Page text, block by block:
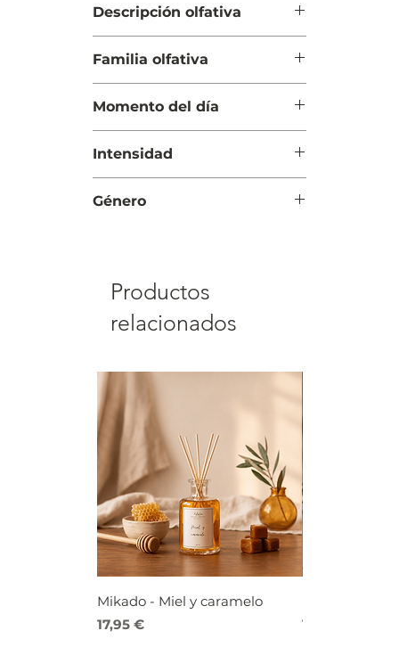
Descripción olfativa
ácida)
Cuerpo: Anís estrellado, flor del
olivo y madera de gaiac
Familia olfativa
Momento del día
Intensidad
Género
Productos
relacionados
Mikado - Miel y caramelo
Precio
17,95 €
Precio
17,95 €